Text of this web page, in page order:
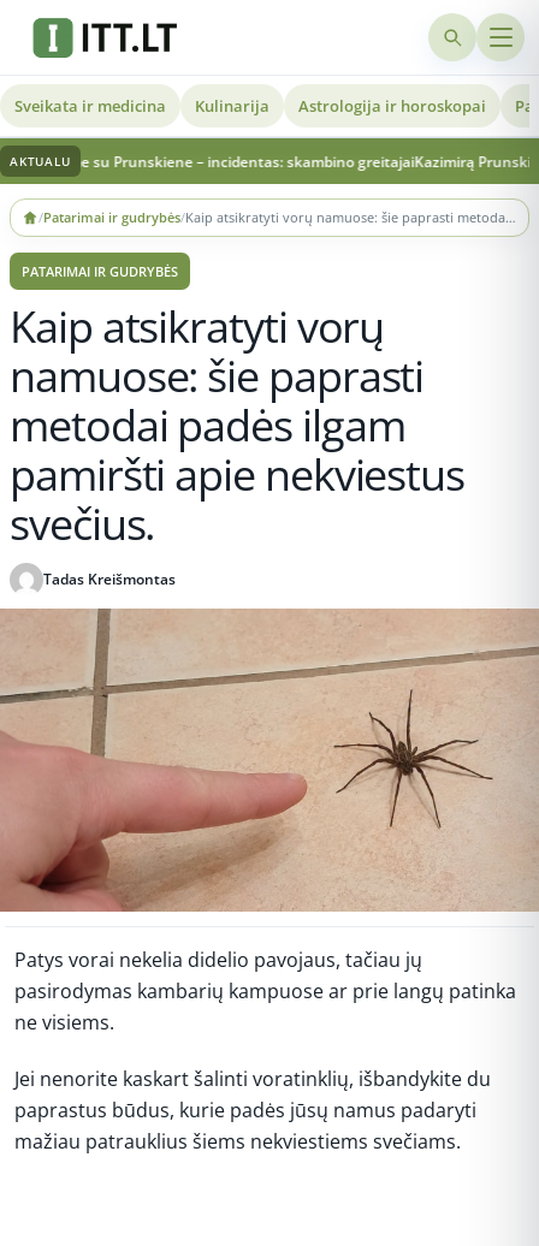
Sveikata ir medicina Kulinarija Astrologija ir horoskopai
AKTUALU
su Prunskiene – incidentas: skambino greitajaiKazimirą Prunskienę
Skip
to
content
/Patarimai ir gudrybės/ Kaip atsikratyti vorų namuose: šie paprasti metodai padės ilgam pamiršti apie nekviestus svečius.
PATARIMAI IR GUDRYBĖS
Kaip atsikratyti vorų
namuose: šie paprasti
metodai padės ilgam
pamiršti apie nekviestus
svečius.
Tadas Kreišmontas
Patys vorai nekelia didelio pavojaus, tačiau jų
pasirodymas kambarių kampuose ar prie langų patinka
ne visiems.
Jei nenorite kaskart šalinti voratinklių, išbandykite du
paprastus būdus, kurie padės jūsų namus padaryti
mažiau patrauklius šiems nekviestiems svečiams.